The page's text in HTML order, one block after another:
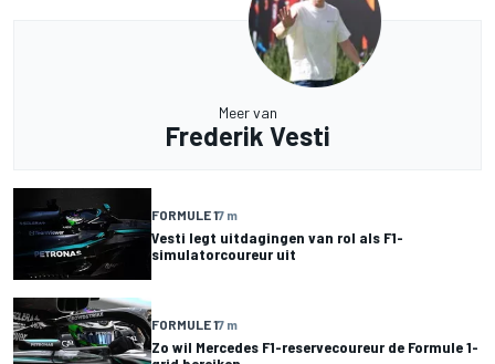
Meer van
Frederik Vesti
FORMULE 17 m
Vesti legt uitdagingen van rol als F1-
simulatorcoureur uit
FORMULE 17 m
Zo wil Mercedes F1-reservecoureur de Formule 1-